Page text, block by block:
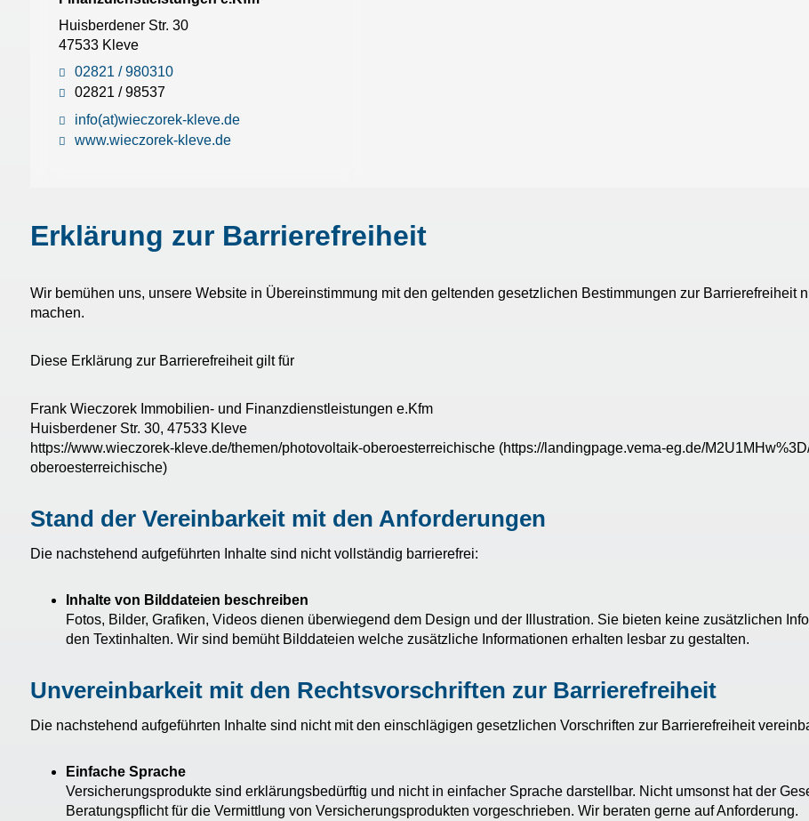
Huisberdener Str. 30
47533 Kleve
02821 / 980310
02821 / 98537
info(at)wieczorek-kleve.de
www.wieczorek-kleve.de
Erklärung zur Barrierefreiheit
Wir bemühen uns, unsere Website in Übereinstimmung mit den geltenden gesetzlichen Bestimmungen zur Barrierefreiheit
machen.
Diese Erklärung zur Barrierefreiheit gilt für
Frank Wieczorek Immobilien- und Finanzdienstleistungen e.Kfm
Huisberdener Str. 30, 47533 Kleve
https://www.wieczorek-kleve.de/themen/photovoltaik-oberoesterreichische (https://landingpage.vema-eg.de/
oberoesterreichische)
Stand der Vereinbarkeit mit den Anforderungen
Die nachstehend aufgeführten Inhalte sind nicht vollständig barrierefrei:
Inhalte von Bilddateien beschreiben
Fotos, Bilder, Grafiken, Videos dienen überwiegend dem Design und der Illustration. Sie bieten keine zusätzlichen
den Textinhalten. Wir sind bemüht Bilddateien welche zusätzliche Informationen erhalten lesbar zu gestalten.
Unvereinbarkeit mit den Rechtsvorschriften zur Barrierefreiheit
Die nachstehend aufgeführten Inhalte sind nicht mit den einschlägigen gesetzlichen Vorschriften zur Barrierefreiheit
Einfache Sprache
Versicherungsprodukte sind erklärungsbedürftig und nicht in einfacher Sprache darstellbar. Nicht umsonst hat der
Beratungspflicht für die Vermittlung von Versicherungsprodukten vorgeschrieben. Wir beraten gerne auf Anforderung.